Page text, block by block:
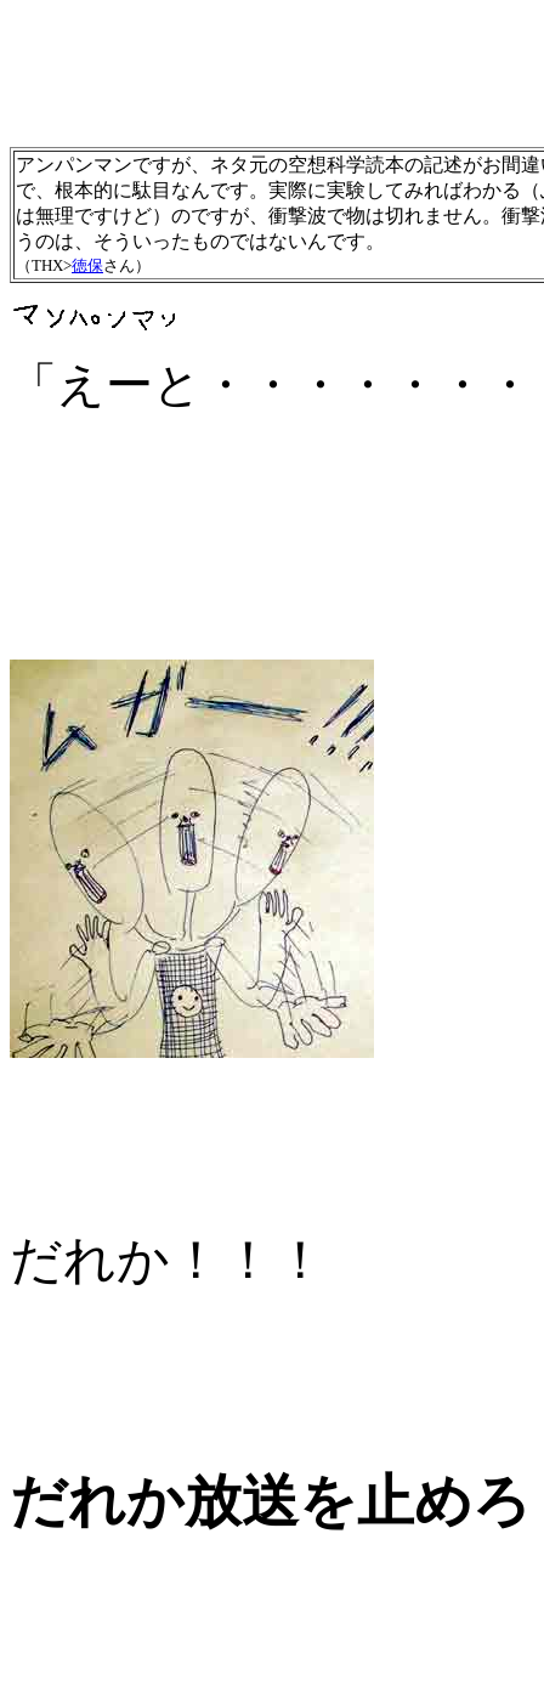
アンパンマンですが、ネタ元の空想科学読本の記述がお間
で、根本的に駄目なんです。実際に実験してみればわかる
は無理ですけど）のですが、衝撃波で物は切れません。衝
うのは、そういったものではないんです。
（THX>徳保さん）
「えーと・・・・・・
だれか！！！
だれか放送を止め